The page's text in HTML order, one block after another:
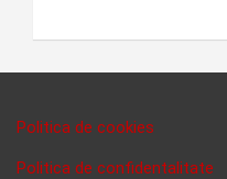
Politica de cookies
Politica de confidentalitate